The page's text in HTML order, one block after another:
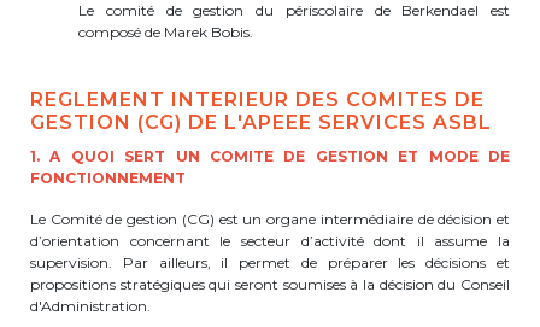
+32 (0)2 375 31 35
BE30 3100 2003 2711
Transport
+32 (0)2 374 70 46
transport@apeee-bxl1-services.be
Le comité de gestion du périscolaire de Berkendael est
composé de Marek Bobis.
REGLEMENT INTERIEUR DES COMITES DE
GESTION (CG) DE L'APEEE SERVICES ASBL
1. A QUOI SERT UN COMITE DE GESTION ET MODE DE
FONCTIONNEMENT
Le Comité de gestion (CG) est un organe intermédiaire de décision et
d’orientation concernant le secteur d’activité dont il assume la
supervision. Par ailleurs, il permet de préparer les décisions et
propositions stratégiques qui seront soumises à la décision du Conseil
d'Administration.